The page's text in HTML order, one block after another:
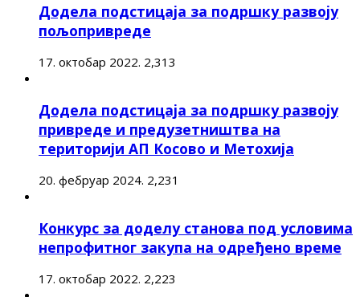
Додела подстицаја за подршку развоју
пољопривреде
17. октобар 2022. 2,313
Додела подстицаја за подршку развоју
привреде и предузетништва на
територији АП Косово и Метохија
20. фебруар 2024. 2,231
Конкурс за доделу станова под условима
непрофитног закупа на одређено време
17. октобар 2022. 2,223